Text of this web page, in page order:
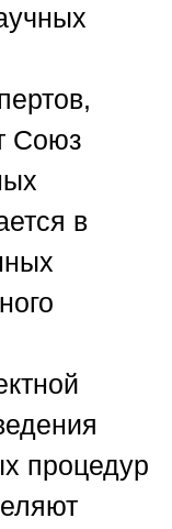
Союз
в
процедур